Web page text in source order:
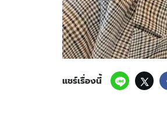
แชร์เรื่องนี้